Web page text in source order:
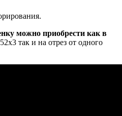
можно приобрести как в
так и на отрез от одного